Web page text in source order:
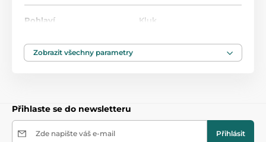
Pohlaví Kluk
Zobrazit všechny parametry
Přihlaste se do newsletteru
Zde napište váš e-mail Přihlásit